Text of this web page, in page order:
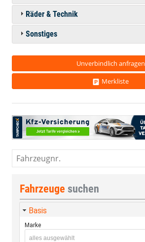
Räder & Technik
Sonstiges
Unverbindlich anfragen
Merkliste
Fahrzeugnr.
Fahrzeuge suchen
Basis
Marke
alles ausgewählt